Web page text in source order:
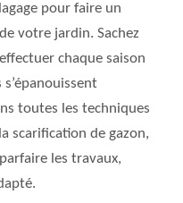
pour faire un
votre jardin. Sachez
chaque saison
toutes les techniques
scarification de gazon,
les travaux,